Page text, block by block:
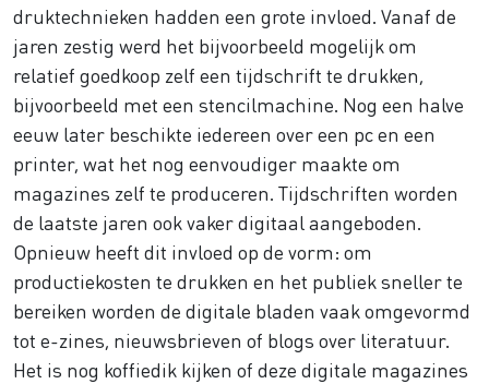
druktechnieken hadden een grote invloed. Vanaf de
jaren zestig werd het bijvoorbeeld mogelijk om
relatief goedkoop zelf een tijdschrift te drukken,
bijvoorbeeld met een stencilmachine. Nog een halve
eeuw later beschikte iedereen over een pc en een
printer, wat het nog eenvoudiger maakte om
magazines zelf te produceren. Tijdschriften worden
de laatste jaren ook vaker digitaal aangeboden.
Opnieuw heeft dit invloed op de vorm: om
productiekosten te drukken en het publiek sneller te
bereiken worden de digitale bladen vaak omgevormd
tot e-zines, nieuwsbrieven of blogs over literatuur.
Het is nog koffiedik kijken of deze digitale magazines